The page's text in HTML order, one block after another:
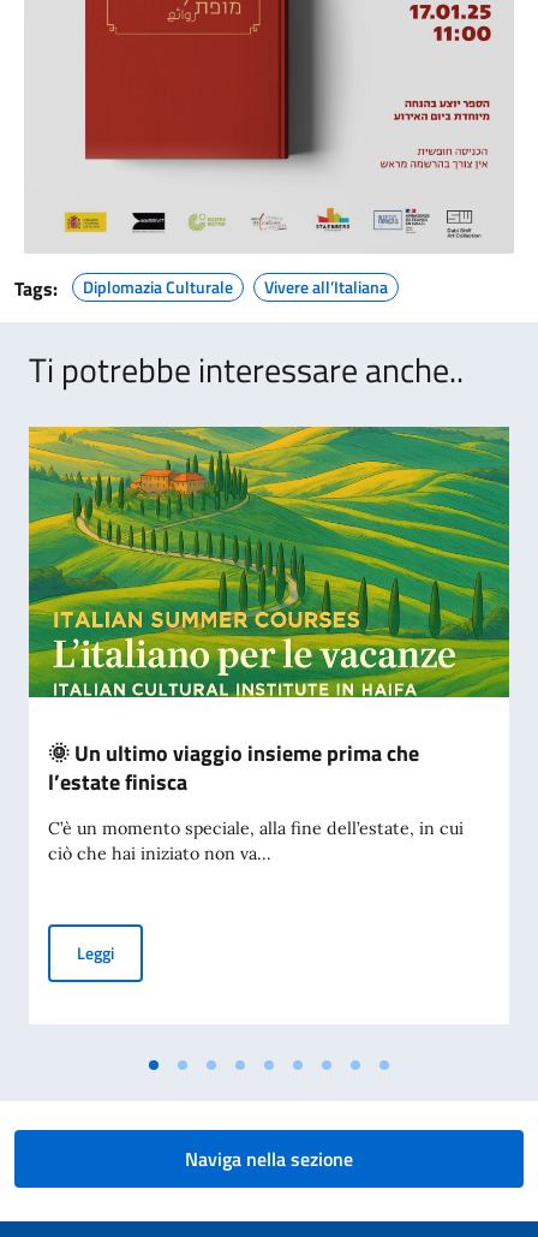
Tags: Diplomazia Culturale Vivere all’Italiana
Ti potrebbe interessare anche..
🌞 Un ultimo viaggio insieme prima che
l’estate finisca
C’è un momento speciale, alla fine dell’estate, in cui
ciò che hai iniziato non va...
Leggi🌞 Un ultimo viaggio insieme prima che l’estate finisca
Naviga nella sezione